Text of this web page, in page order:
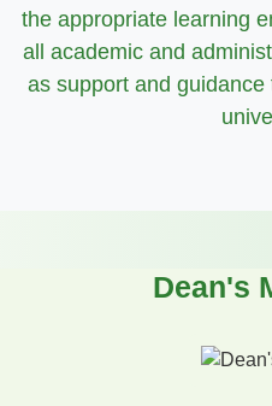
the appropriate learning
all academic and
as support and
Dean's